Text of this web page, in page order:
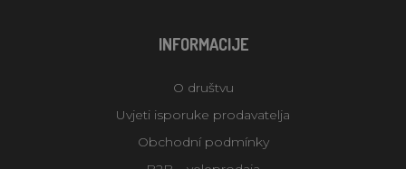
INFORMACIJE
O društvu
Uvjeti isporuke prodavatelja
Obchodní podmínky